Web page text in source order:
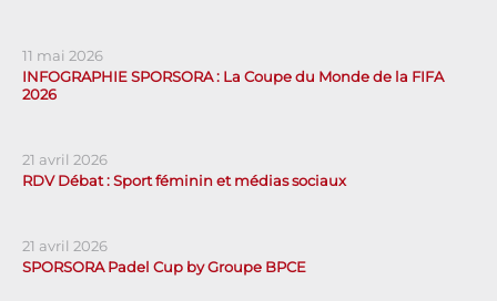
11 mai 2026
INFOGRAPHIE SPORSORA : La Coupe du Monde de la FIFA
2026
21 avril 2026
RDV Débat : Sport féminin et médias sociaux
21 avril 2026
SPORSORA Padel Cup by Groupe BPCE